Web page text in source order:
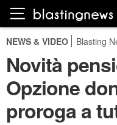
NEWS & VIDEO Blasting
Novità
Opzione
proroga a